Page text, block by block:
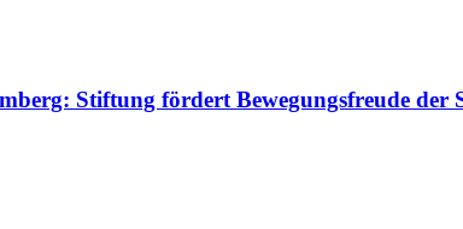
Stiftung fördert Bewegungsfreude der